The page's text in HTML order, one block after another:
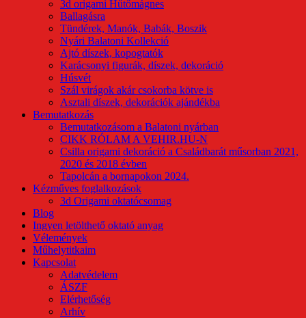
3d origami Hűtőmágnes
Ballagásra
Tündérek, Manók, Babák, Boszik
Nyári Balatoni Kollekció
Ajtó díszek, kopogtatók
Karácsonyi figurák, díszek, dekoráció
Húsvét
Szál virágok akár csokorba kötve is
Asztali díszek, dekorációk ajándékba
Bemutatkozás
Bemutatkozásom a Balatoni nyárban
CIKK RÓLAM A VEHIR.HU-N
Csilla origami dekoráció a Családbarát műsorban 2021,
2020 és 2018 évben
Tapolcán a bornapokon 2024.
Kézműves foglalkozások
3d Origami oktatócsomag
Blog
Ingyen letölthető oktató anyag
Vélemények
Műhelytitkaim
Kapcsolat
Adatvédelem
ÁSZF
Elérhetőség
Arhív